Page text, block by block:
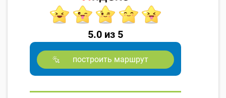
5.0 из 5
построить маршрут